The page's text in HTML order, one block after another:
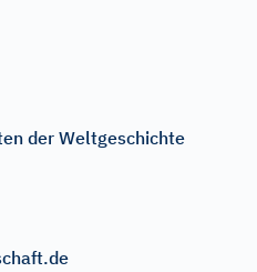
der Weltgeschichte